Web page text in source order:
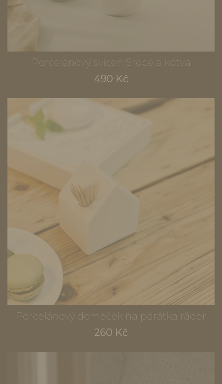
Porcelánový svícen Srdce a kotva
490 Kč
Porcelánový domeček na párátka räder
260 Kč